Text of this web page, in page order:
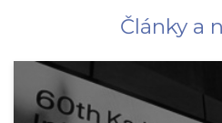
Články a